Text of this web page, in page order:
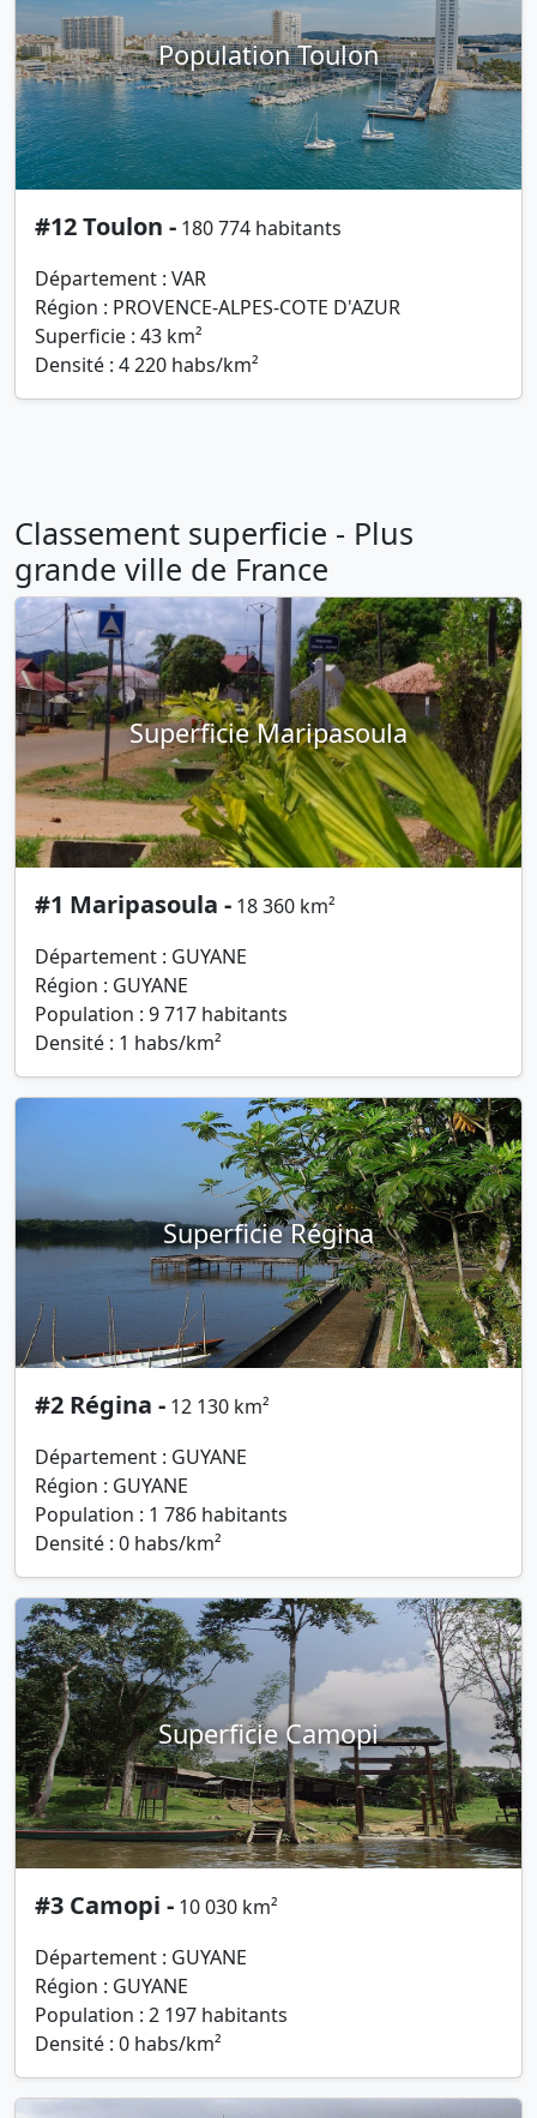
Population Toulon
#12 Toulon - 180 774 habitants
Département : VAR
Région : PROVENCE-ALPES-COTE D'AZUR
Superficie : 43 km²
Densité : 4 220 habs/km²
Classement superficie - Plus
grande ville de France
Superficie Maripasoula
#1 Maripasoula - 18 360 km²
Département : GUYANE
Région : GUYANE
Population : 9 717 habitants
Densité : 1 habs/km²
Superficie Régina
#2 Régina - 12 130 km²
Département : GUYANE
Région : GUYANE
Population : 1 786 habitants
Densité : 0 habs/km²
Superficie Camopi
#3 Camopi - 10 030 km²
Département : GUYANE
Région : GUYANE
Population : 2 197 habitants
Densité : 0 habs/km²